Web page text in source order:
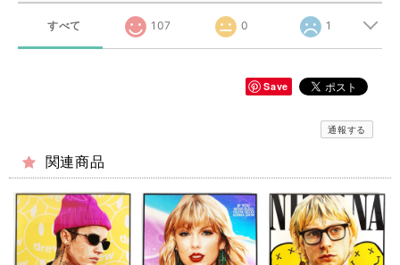
すべて 107 0 1
Save
通報する
関連商品